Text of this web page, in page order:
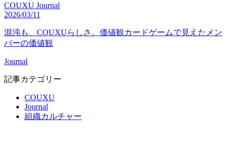
COUXU Journal
2026/03/11
混沌も、COUXUらしさ。価値観カードゲームで見えたメン
バーの価値観
Journal
記事カテゴリー
COUXU
Journal
組織カルチャー